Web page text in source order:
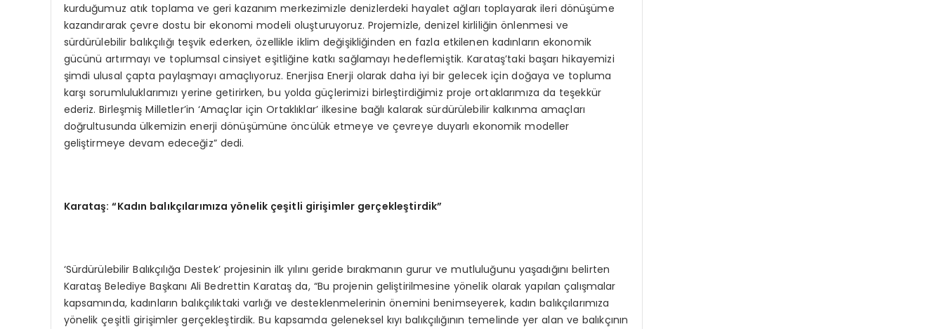
kurduğumuz atık toplama ve geri kazanım merkezimizle denizlerdeki hayalet ağları toplayarak ileri dönüşüme
kazandırarak çevre dostu bir ekonomi modeli oluşturuyoruz. Projemizle, denizel kirliliğin önlenmesi ve
sürdürülebilir balıkçılığı teşvik ederken, özellikle iklim değişikliğinden en fazla etkilenen kadınların ekonomik
gücünü artırmayı ve toplumsal cinsiyet eşitliğine katkı sağlamayı hedeflemiştik. Karataş’taki başarı hikayemizi
şimdi ulusal çapta paylaşmayı amaçlıyoruz. Enerjisa Enerji olarak daha iyi bir gelecek için doğaya ve topluma
karşı sorumluluklarımızı yerine getirirken, bu yolda güçlerimizi birleştirdiğimiz proje ortaklarımıza da teşekkür
ederiz. Birleşmiş Milletler’in ‘Amaçlar için Ortaklıklar’ ilkesine bağlı kalarak sürdürülebilir kalkınma amaçları
doğrultusunda ülkemizin enerji dönüşümüne öncülük etmeye ve çevreye duyarlı ekonomik modeller
geliştirmeye devam edeceğiz” dedi.
Karataş: “Kadın balıkçılarımıza yönelik çeşitli girişimler gerçekleştirdik”
‘Sürdürülebilir Balıkçılığa Destek’ projesinin ilk yılını geride bırakmanın gurur ve mutluluğunu yaşadığını belirten
Karataş Belediye Başkanı Ali Bedrettin Karataş da, “Bu projenin geliştirilmesine yönelik olarak yapılan çalışmalar
kapsamında, kadınların balıkçılıktaki varlığı ve desteklenmelerinin önemini benimseyerek, kadın balıkçılarımıza
yönelik çeşitli girişimler gerçekleştirdik. Bu kapsamda geleneksel kıyı balıkçılığının temelinde yer alan ve balıkçının